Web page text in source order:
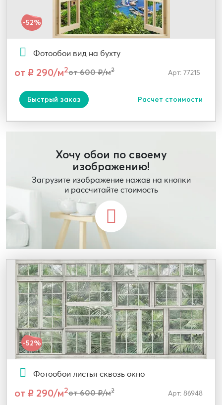
-52%
Фотообои вид на бухту
от ₽ 290/м2от 600 ₽/м2 Арт: 77215
Быстрый заказ Расчет стоимости
Хочу обои по своему
изображению!
Загрузите изображение нажав на кнопки
и рассчитайте стоимость
-52%
Фотообои листья сквозь окно
от ₽ 290/м2от 600 ₽/м2 Арт: 86948